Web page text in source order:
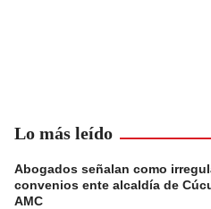
Lo más leído
Abogados señalan como
convenios ente alcaldía de
AMC